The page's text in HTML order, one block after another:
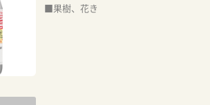
■果樹、花き